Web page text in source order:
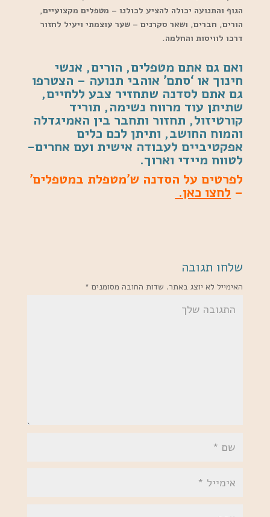
הגוף והתנועה יכולה להציע לכולנו – מטפלים מקצועיים,
הורים, חברים, ושאר סקרנים – שער עוצמתי ויעיל לחזור
דרכו לוויסות והחלמה.
ואם גם אתם מטפלים, הורים, אנשי
חינוך או ‘סתם’ אוהבי תנועה – הצטרפו
גם אתם לסדנה שתחזיר צבע ללחיים,
שתיתן עוד מרווח נשימה, תוריד
קורטיזול, תחזור ותחבר בין האמיגדלה
והמוח החושב, ותיתן לכם כלים
אפקטיביים לעבודה אישית ועם אחרים-
לטווח מיידי וארוך.
לפרטים על הסדנה ש’מטפלת במטפלים’
– לחצו כאן.
שלחו תגובה
האימייל לא יוצג באתר. שדות החובה מסומנים *